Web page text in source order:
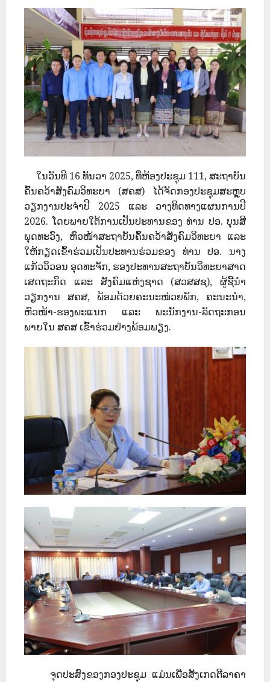
ໃນວັນທີ 16 ທັນວາ 2025, ທີ່ຫ້ອງປະຊຸມ 111, ສະຖາບັນ
ຄົ້ນຄວ້າສັງຄົມວິທະຍາ (ສຄສ) ໄດ້ຈັດກອງປະຊຸມສະຫຼຸບ
ວຽກງານປະຈຳປີ 2025 ແລະ ວາງທິດທາງແຜນການປີ
2026. ໂດຍພາຍໃຕ້ການເປັນປະທານຂອງ ທ່ານ ປອ. ບຸນສີ
ພຸດທະວົງ, ຫົວໜ້າສະຖາບັນຄົ້ນຄວ້າສັງຄົມວິທະຍາ ແລະ
ໃຫ້ກຽດເຂົ້າຮ່ວມເປັນປະທານຮ່ວມຂອງ ທ່ານ ປອ. ນາງ
ແກ້ວວິວອນ ອຸດທະຈັກ, ຮອງປະທານສະຖາບັນວິທະຍາສາດ
ເສດຖະກິດ ແລະ ສັງຄົມແຫ່ງຊາດ (ສວສສຊ), ຜູ້ຊີ້ນຳ
ວຽກງານ ສຄສ, ພ້ອມດ້ວຍຄະນະໜ່ວຍພັກ, ຄະນະນຳ,
ຫົວໜ້າ-ຮອງພະແນກ ແລະ ພະນັກງານ-ລັດຖະກອນ
ພາຍໃນ ສຄສ ເຂົ້າຮ່ວມຢ່າງພ້ອມພຽງ.
ຈຸດປະສົງຂອງກອງປະຊຸມ ແມ່ນເພື່ອສັງເກດຕີລາຄາ